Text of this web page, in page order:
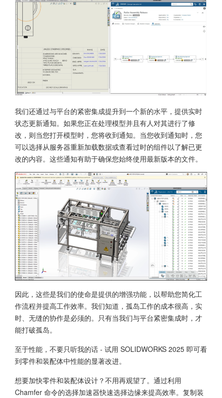
我们还通过与平台的紧密集成提升到一个新的水平，提供实时
状态更新通知。如果您正在处理模型并且有人对其进行了修
改，则当您打开模型时，您将收到通知。当您收到通知时，您
可以选择从服务器重新加载数据或查看过时的组件以了解已更
改的内容。这些通知有助于确保您始终使用最新版本的文件。
因此，这些是我们的使命是提供的增强功能，以帮助您简化工
作流程并提高工作效率。我们知道，孤岛工作的成本很高，实
时、无缝的协作是必须的。只有当我们与平台紧密集成时，才
能打破孤岛。
至于性能，不要只听我的话 - 试用 SOLIDWORKS 2025 即可看
到零件和装配体中性能的显著改进。
想要加快零件和装配体设计？不用再观望了。通过利用
Chamfer 命令的选择加速器快速选择边缘来提高效率。复制装